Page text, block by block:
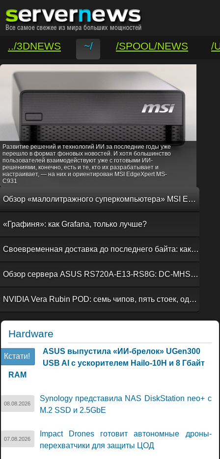
../3DNEWS ~/ /SPOOL/NEWS
/
/VAR/CONTACT
Развитие решений и технологий ИИ за последние годы уже
перешло в формат фоновых новостей. И хотя большинство
пользователей взаимодействуют уже с готовыми ИИ-
решениями, конечно, есть и те, кто их разрабатывает и
настраивает, — на них и ориентирован MSI EdgeXpert MS-
C931
Обзор «малолитражного суперкомпьютера» MSI EdgeXpert MS-C931
«Графиня»: как Grafana, только лучше?
Своевременная доставка до последнего байта: как российская сеть Curator CDN совмещает скорость, безопасность и гибкость управления
Обзор сервера ASUS RS720A-E13-RS8G: DC-MHS во всей красе
NVIDIA Vera Rubin POD: семь чипов, пять стоек, один ИИ-суперкомпьютер
Hardware
Кстати!
ASUS выпустила «ИИ-брелок» UGen300
USB AI с ускорителем Hailo-10H и 8 Гбайт
RAM
08.08.2026
Synology представила NAS DiskStation neo+ с
M.2 SSD и 2.5GbE
07.08.2026
Impact Drones готовит автономные дроны-
перехватчики для защиты ЦОД